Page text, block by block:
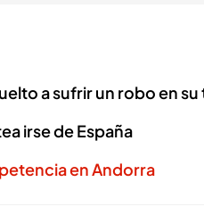
a sufrir un robo en su
irse de España
en Andorra